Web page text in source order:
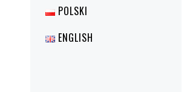
POLSKI
ENGLISH